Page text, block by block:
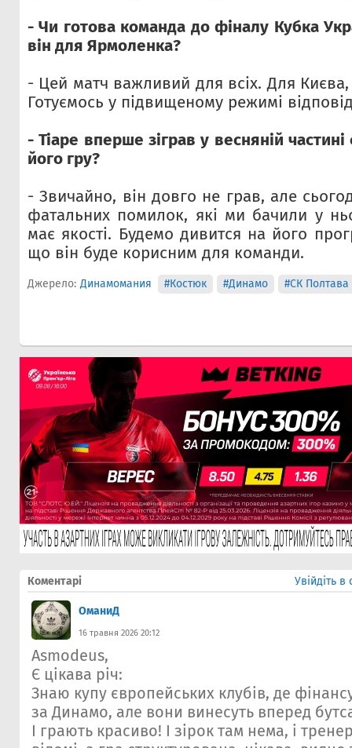
- Чи готова команда до фіналу Кубка
він для Ярмоленка?
- Цей матч важливий для всіх. Для
Готуємось у підвищеному режимі
- Тіаре вперше зіграв у весняній
його гру?
- Звичайно, він довго не грав, але
фатальних помилок, які ми бачили у
має якості. Будемо дивится на його
що він буде корисним для команди.
Джерело: Динамомания #Костюк #Динамо #СК Полтава
Коментарі Увійдіть в
ОманиД
16 травня 2026 20:12
Asmodeus,
Є цікава річ:
Знаю купу європейських клубів, де
за Динамо, але вони винесуть вперед
І грають красиво! І зірок там нема, і